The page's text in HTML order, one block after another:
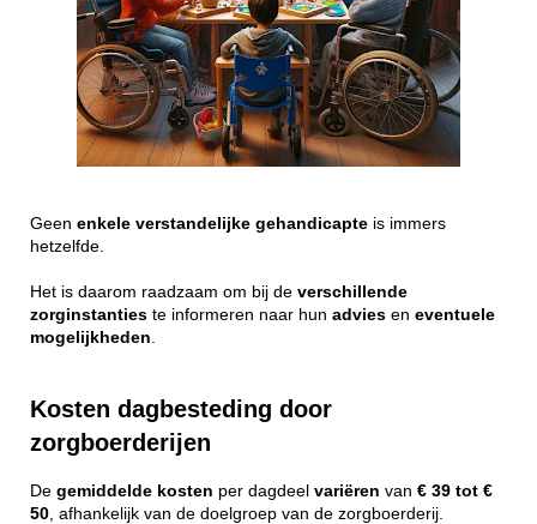
Geen enkele verstandelijke gehandicapte is immers
hetzelfde.
Het is daarom raadzaam om bij de verschillende
zorginstanties te informeren naar hun advies en eventuele
mogelijkheden.
Kosten dagbesteding door
zorgboerderijen
De gemiddelde kosten per dagdeel variëren van € 39 tot €
50 , afhankelijk van de doelgroep van de zorgboerderij.